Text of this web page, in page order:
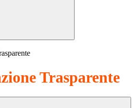
Trasparente